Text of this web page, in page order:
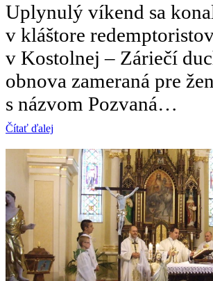
Uplynulý víkend sa
v kláštore
v Kostolnej – Záriečí
obnova zameraná pre
s názvom Pozvaná…
Čítať ďalej